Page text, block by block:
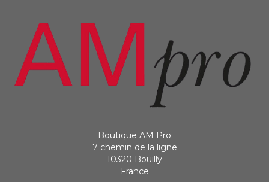
Boutique AM Pro
7 chemin de la ligne
10320 Bouilly
France